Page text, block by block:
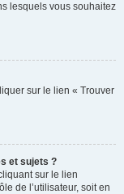
lesquels vous souhaitez
sur le lien « Trouver
et sujets ?
sur le lien
de l’utilisateur, soit en